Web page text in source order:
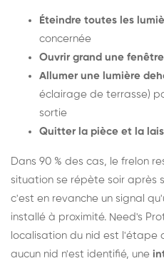
Éteindre toutes les
concernée
Ouvrir grand une fenêtre
Allumer une lumière
éclairage de terrasse)
sortie
Quitter la pièce et la
Dans 90 % des cas, le frelon
situation se répète soir après
c'est en revanche un signal
installé à proximité. Need's
localisation du nid est l'étape
aucun nid n'est identifié, une